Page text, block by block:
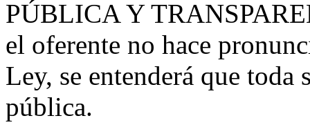
PÚBLICA Y
el oferente no hace
Ley, se entenderá que
pública.